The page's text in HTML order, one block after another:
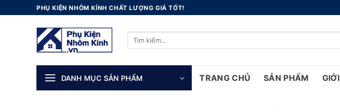
to
PHỤ KIỆN NHÔM KÍNH CHẤT LƯỢNG GIÁ TỐT!
Tìm
DANH MỤC SẢN PHẨM TRANG CHỦ SẢN PHẨM